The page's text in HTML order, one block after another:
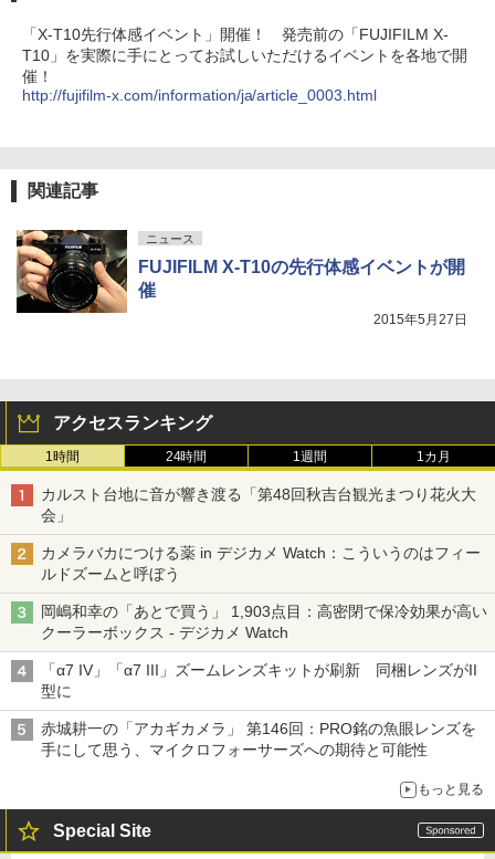
「X-T10先行体感イベント」開催！ 発売前の「FUJIFILM X-
T10」を実際に手にとってお試しいただけるイベントを各地で開
催！
http://fujifilm-x.com/information/ja/article_0003.html
関連記事
ニュース
FUJIFILM X-T10の先行体感イベントが開
催
2015年5月27日
アクセスランキング
1時間 24時間 1週間 1カ月
カルスト台地に音が響き渡る「第48回秋吉台観光まつり花火大
会」
カメラバカにつける薬 in デジカメ Watch：こういうのはフィー
ルドズームと呼ぼう
岡嶋和幸の「あとで買う」 1,903点目：高密閉で保冷効果が高い
クーラーボックス - デジカメ Watch
「α7 IV」「α7 III」ズームレンズキットが刷新 同梱レンズがII
型に
赤城耕一の「アカギカメラ」 第146回：PRO銘の魚眼レンズを
手にして思う、マイクロフォーサーズへの期待と可能性
もっと見る
Special Site